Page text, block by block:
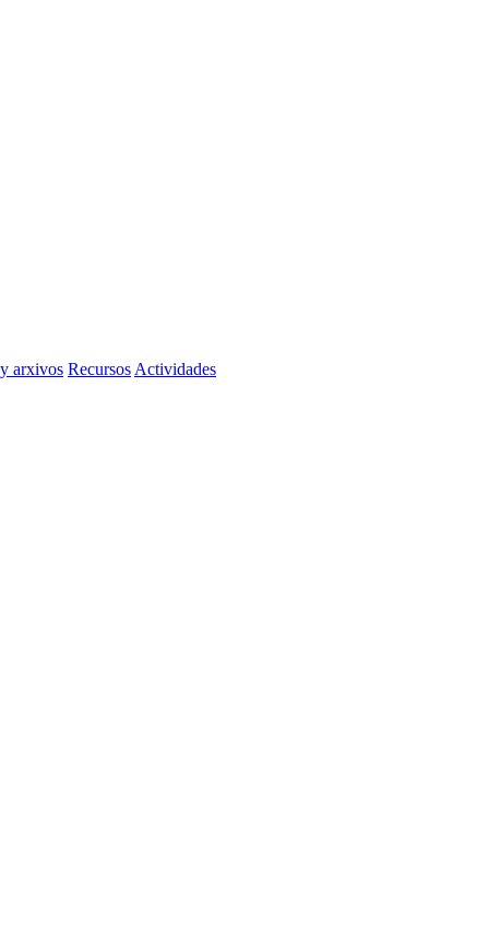
arxivos Recursos Actividades